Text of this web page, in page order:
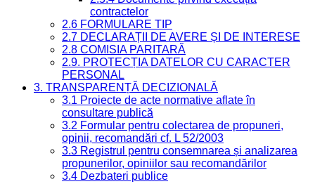
contractelor
2.6 FORMULARE TIP
2.7 DECLARAȚII DE AVERE ȘI DE INTERESE
2.8 COMISIA PARITARĂ
2.9. PROTECȚIA DATELOR CU CARACTER
PERSONAL
3. TRANSPARENȚĂ DECIZIONALĂ
3.1 Proiecte de acte normative aflate în
consultare publică
3.2 Formular pentru colectarea de propuneri,
opinii, recomandări cf. L 52/2003
3.3 Registrul pentru consemnarea și analizarea
propunerilor, opiniilor sau recomandărilor
3.4 Dezbateri publice